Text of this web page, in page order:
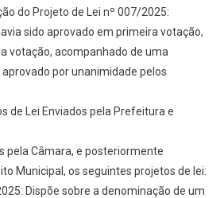
do Projeto de Lei nº 007/2025:
sido aprovado em primeira votação,
votação, acompanhado de uma
por unanimidade pelos
de Lei Enviados pela Prefeitura e
pela Câmara, e posteriormente
Municipal, os seguintes projetos de lei:
Dispõe sobre a denominação de um